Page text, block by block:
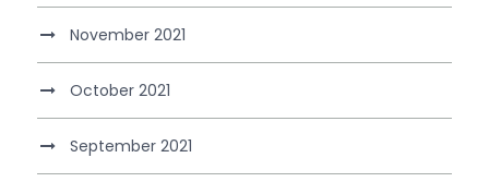
November 2021
October 2021
September 2021